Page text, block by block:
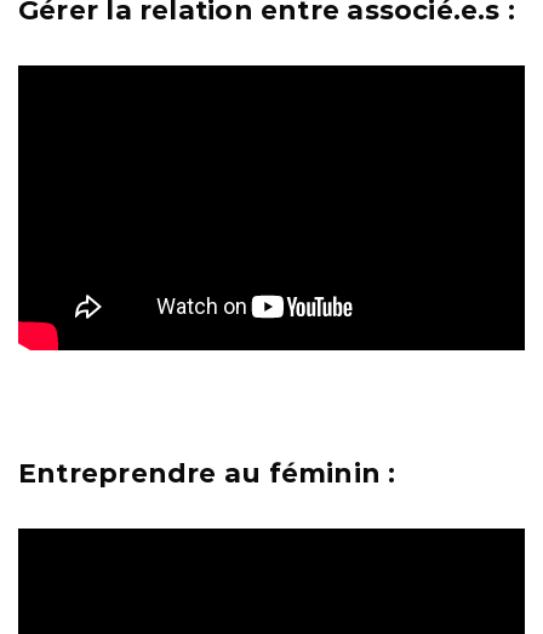
Gérer la relation entre associé.e.s :
Entreprendre au féminin :